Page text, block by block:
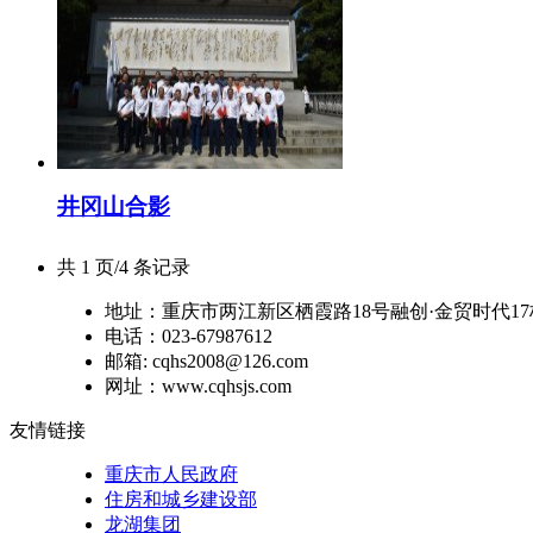
井冈山合影
共 1 页/4 条记录
地址：重庆市两江新区栖霞路18号融创·金贸时代
电话：023-67987612
邮箱: cqhs2008@126.com
网址：www.cqhsjs.com
友情链接
重庆市人民政府
住房和城乡建设部
龙湖集团